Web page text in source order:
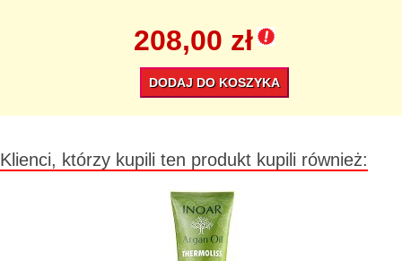
208,00 zł
DODAJ DO KOSZYKA
Klienci, którzy kupili ten produkt kupili również: